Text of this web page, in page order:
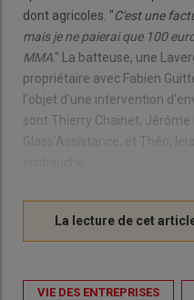
dont agricoles. "C'est une
mais je ne paierai que 100
MMA." La batteuse, une
propriétaire avec Fabien
l'objet d'une intervention
sont Thierry Chainet, Jérôme
Glass'Assistance, et Théo,
VIE DES ENTREPRISES